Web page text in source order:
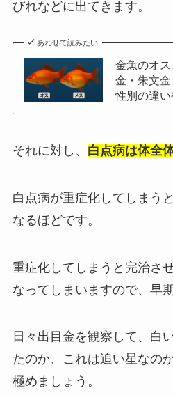
びれなどに出てきます。
あわせて読みたい
金魚のオ
金・朱文
性別の違
それに対し、 白点病は体全
白点病が重症化してしまう
なるほどです。
重症化してしまうと完治さ
なってしまいますので、早
日々出目金を観察して、白
たのか、これは追い星なの
極めましょう。